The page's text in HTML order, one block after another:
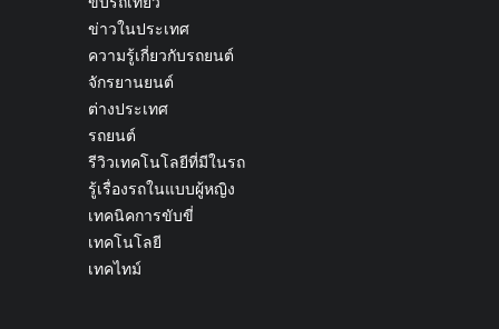
ข่าวในประเทศ
ความรู้เกี่ยวกับรถยนต์
จักรยานยนต์
ต่างประเทศ
รถยนต์
รีวิวเทคโนโลยีที่มีในรถ
รู้เรื่องรถในแบบผู้หญิง
เทคนิคการขับขี่
เทคโนโลยี
เทคไทม์